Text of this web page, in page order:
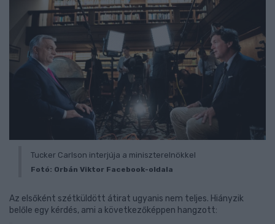
Tucker Carlson interjúja a miniszterelnökkel
Fotó: Orbán Viktor Facebook-oldala
Az elsőként szétküldött átirat ugyanis nem teljes. Hiányzik
belőle egy kérdés, ami a következőképpen hangzott: